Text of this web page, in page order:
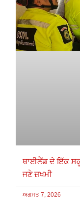
ਥਾਈਲੈਂਡ ਦੇ ਇੱਕ
ਜਣੇ ਜ਼ਖਮੀ
ਅਗਸਤ 7, 2026